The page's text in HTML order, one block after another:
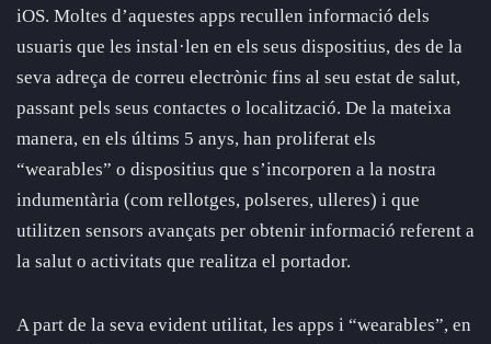
iOS. Moltes d’aquestes apps recullen informació dels
usuaris que les instal·len en els seus dispositius, des de la
seva adreça de correu electrònic fins al seu estat de salut,
passant pels seus contactes o localització. De la mateixa
manera, en els últims 5 anys, han proliferat els
“wearables” o dispositius que s’incorporen a la nostra
indumentària (com rellotges, polseres, ulleres) i que
utilitzen sensors avançats per obtenir informació referent a
la salut o activitats que realitza el portador.
A part de la seva evident utilitat, les apps i “wearables”, en